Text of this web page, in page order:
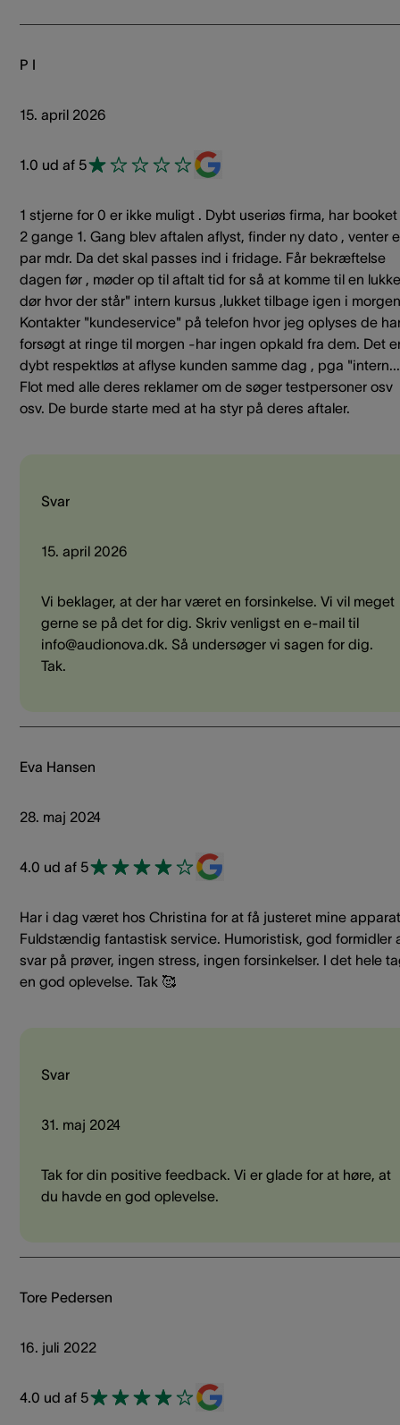
P I
15. april 2026
1.0 ud af 5
1 stjerne for 0 er ikke muligt . Dybt useriøs firma, har
2 gange 1. Gang blev aftalen aflyst, finder ny dato , venter
par mdr. Da det skal passes ind i fridage. Får bekræftelse
dagen før , møder op til aftalt tid for så at komme til en
dør hvor der står" intern kursus ,lukket tilbage igen i
Kontakter "kundeservice" på telefon hvor jeg oplyses de
forsøgt at ringe til morgen -har ingen opkald fra dem. Det
dybt respektløs at aflyse kunden samme dag , pga
Flot med alle deres reklamer om de søger testpersoner osv
osv. De burde starte med at ha styr på deres aftaler.
Svar
15. april 2026
Vi beklager, at der har været en forsinkelse. Vi vil meget
gerne se på det for dig. Skriv venligst en e-mail til
info@audionova.dk. Så undersøger vi sagen for dig.
Tak.
Eva Hansen
28. maj 2024
4.0 ud af 5
Har i dag været hos Christina for at få justeret mine
Fuldstændig fantastisk service. Humoristisk, god formidler
svar på prøver, ingen stress, ingen forsinkelser. I det hele
en god oplevelse. Tak 🥰
Svar
31. maj 2024
Tak for din positive feedback. Vi er glade for at høre, at
du havde en god oplevelse.
Tore Pedersen
16. juli 2022
4.0 ud af 5